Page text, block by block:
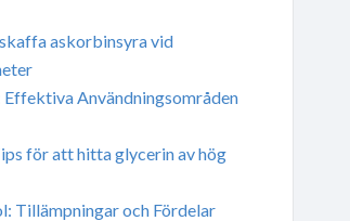
askorbinsyra vid
Effektiva Användningsområden
för att hitta glycerin av hög
Tillämpningar och Fördelar